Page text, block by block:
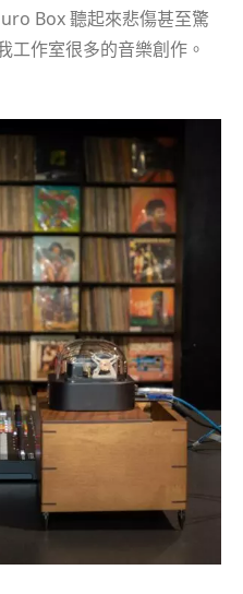
Box 聽起來悲傷甚至驚
作室很多的音樂創作。